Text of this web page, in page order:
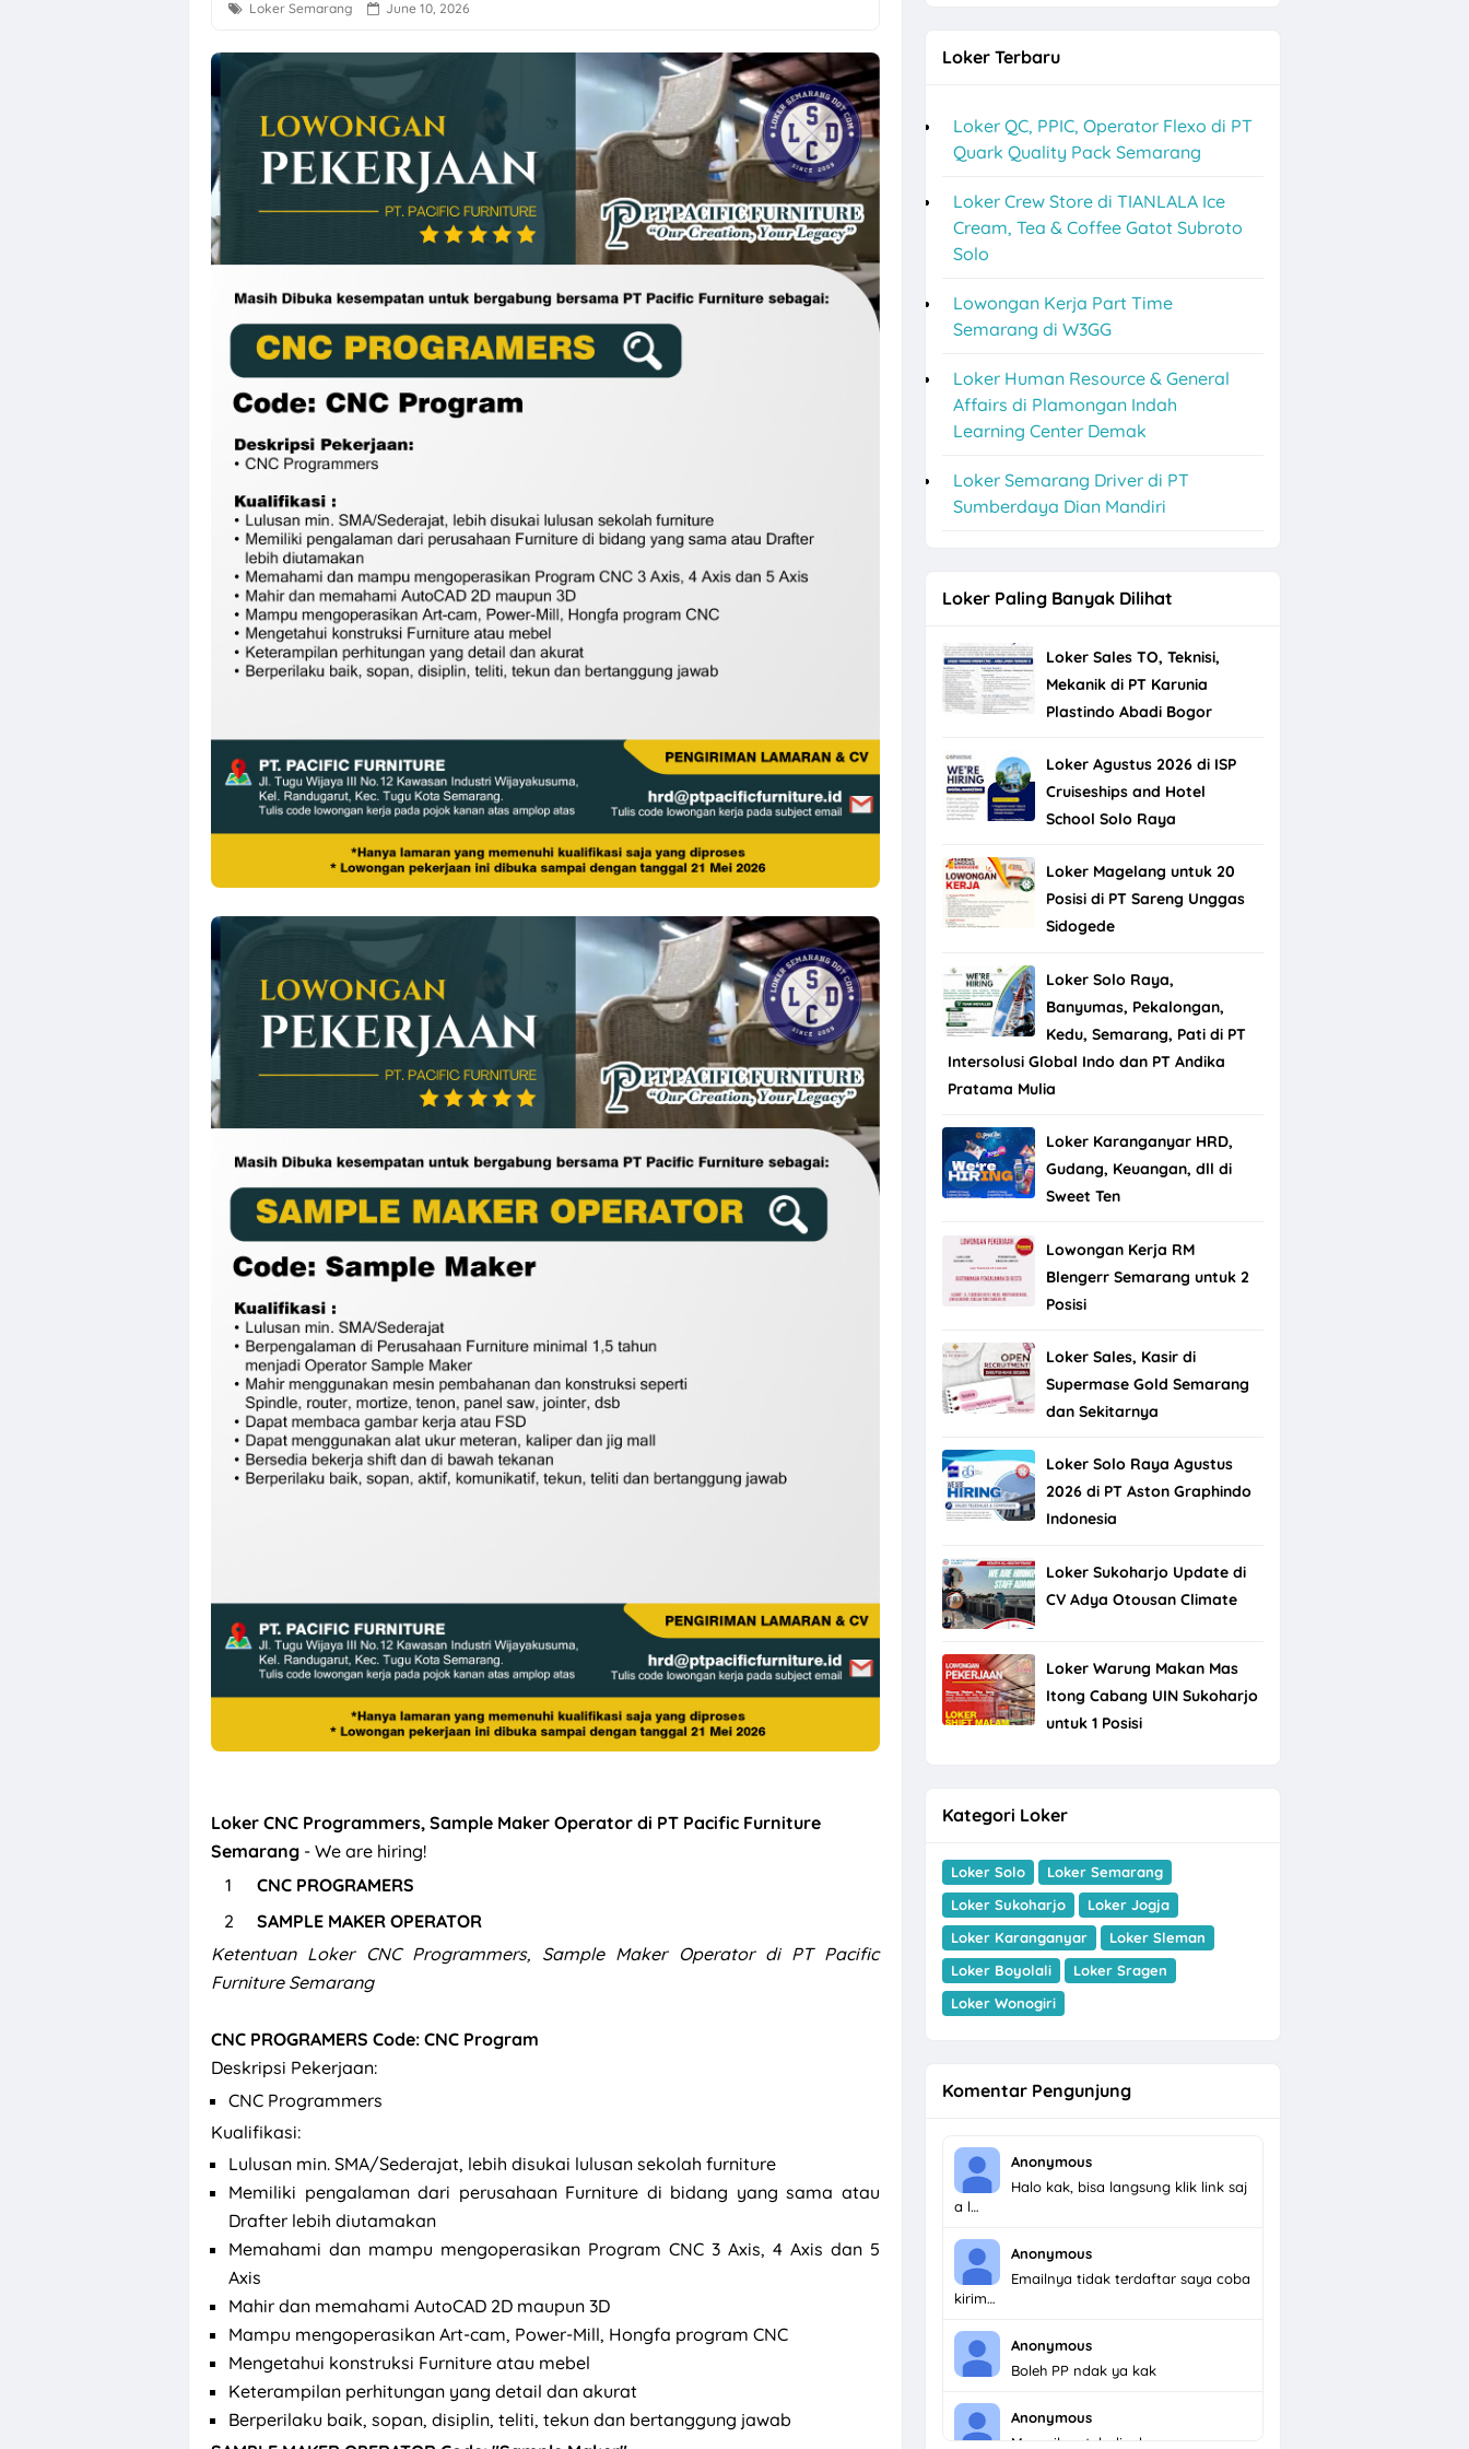
Loker Solo Raya Lulusan S1 di Cerita Rasa Catering & Meeting Room
Loker Bali Driver, Helper, Admin Cabang & Backup di PT Indonesia Plafon Semesta
Loker Agustus 2026 di Astra Daihatsu Klaten & Solo
Loker Karanganyar HRD, Gudang, Keuangan, dll di Sweet Ten
Lowongan Kerja F&B Solo dan Sukoharjo di Es Teh Mas Karebet
Loker Pabrik Pipa PVC Sukoharjo di PT Damai Global Synergy
Lowongan Kerja 10 Posisi di Candi Elektronik Sukoharjo
Loker Pecel Pepe Semarang Posisi Crew Outlet
Loker Digital Marketing Sukoharjo di PT Elvas Grafika Indonesia
Loker Sukoharjo 5 Posisi CV Tiga Likuid Plastindo & PT Likuid Pharmalab Indonesia
Loker QC, PPIC, Operator Flexo di PT Quark Quality Pack Semarang
Loker Semarang June 10, 2026
Loker CNC Programmers, Sample Maker Operator di PT Pacific Furniture
Semarang - We are hiring!
CNC PROGRAMERS
SAMPLE MAKER OPERATOR
Ketentuan Loker CNC Programmers, Sample Maker Operator di PT Pacific
Furniture Semarang
CNC PROGRAMERS Code: CNC Program
Deskripsi Pekerjaan:
CNC Programmers
Kualifikasi:
Lulusan min. SMA/Sederajat, lebih disukai lulusan sekolah furniture
Memiliki pengalaman dari perusahaan Furniture di bidang yang sama atau
Drafter lebih diutamakan
Memahami dan mampu mengoperasikan Program CNC 3 Axis, 4 Axis dan 5
Axis
Mahir dan memahami AutoCAD 2D maupun 3D
Mampu mengoperasikan Art-cam, Power-Mill, Hongfa program CNC
Mengetahui konstruksi Furniture atau mebel
Keterampilan perhitungan yang detail dan akurat
Berperilaku baik, sopan, disiplin, teliti, tekun dan bertanggung jawab
Loker Terbaru
Loker QC, PPIC, Operator Flexo di PT
Quark Quality Pack Semarang
Loker Crew Store di TIANLALA Ice
Cream, Tea & Coffee Gatot Subroto
Solo
Lowongan Kerja Part Time
Semarang di W3GG
Loker Human Resource & General
Affairs di Plamongan Indah
Learning Center Demak
Loker Semarang Driver di PT
Sumberdaya Dian Mandiri
Loker Paling Banyak Dilihat
Loker Sales TO, Teknisi,
Mekanik di PT Karunia
Plastindo Abadi Bogor
Loker Agustus 2026 di ISP
Cruiseships and Hotel
School Solo Raya
Loker Magelang untuk 20
Posisi di PT Sareng Unggas
Sidogede
Loker Solo Raya,
Banyumas, Pekalongan,
Kedu, Semarang, Pati di PT
Intersolusi Global Indo dan PT Andika
Pratama Mulia
Loker Karanganyar HRD,
Gudang, Keuangan, dll di
Sweet Ten
Lowongan Kerja RM
Blengerr Semarang untuk 2
Posisi
Loker Sales, Kasir di
Supermase Gold Semarang
dan Sekitarnya
Loker Solo Raya Agustus
2026 di PT Aston Graphindo
Indonesia
Loker Sukoharjo Update di
CV Adya Otousan Climate
Loker Warung Makan Mas
Itong Cabang UIN Sukoharjo
untuk 1 Posisi
Kategori Loker
Loker Solo
Loker Semarang
Loker Sukoharjo
Loker Jogja
Loker Karanganyar
Loker Sleman
Loker Boyolali
Loker Sragen
Loker Wonogiri
Komentar Pengunjung
Anonymous
Halo kak, bisa langsung klik link saj
a l…
Anonymous
Emailnya tidak terdaftar saya coba
kirim…
Anonymous
Boleh PP ndak ya kak
Anonymous
Menarik untuk dicoba